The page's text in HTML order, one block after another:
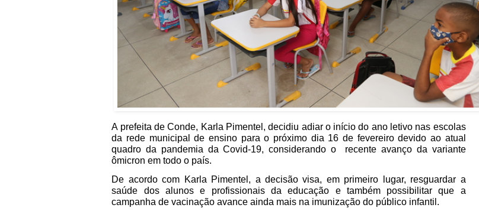
A prefeita de Conde, Karla Pimentel, decidiu adiar o início do ano letivo nas escolas
da rede municipal de ensino para o próximo dia 16 de fevereiro devido ao atual
quadro da pandemia da Covid-19, considerando o
recente avanço da variante
ômicron em todo o país.
De acordo com Karla Pimentel, a decisão visa, em primeiro lugar, resguardar a
saúde dos alunos e profissionais da educação e também possibilitar que a
campanha de vacinação avance ainda mais na imunização do público infantil.